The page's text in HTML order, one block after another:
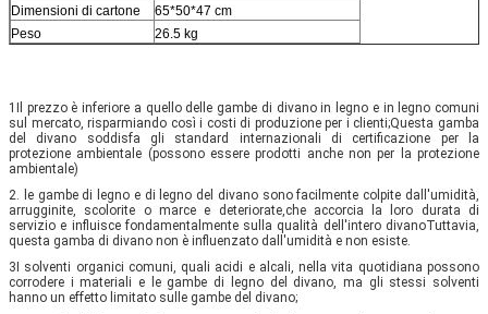
Dimensioni di cartone
65*50*47 cm
Peso
26.5 kg
1Il prezzo è inferiore a quello delle gambe di divano in legno e in legno comuni
sul mercato, risparmiando così i costi di produzione per i clienti;Questa gamba
del divano soddisfa gli standard internazionali di certificazione per la
protezione ambientale (possono essere prodotti anche non per la protezione
ambientale)
2. le gambe di legno e di legno del divano sono facilmente colpite dall'umidità,
arrugginite, scolorite o marce e deteriorate,che accorcia la loro durata di
servizio e influisce fondamentalmente sulla qualità dell'intero divanoTuttavia,
questa gamba di divano non è influenzato dall'umidità e non esiste.
3I solventi organici comuni, quali acidi e alcali, nella vita quotidiana possono
corrodere i materiali e le gambe di legno del divano, ma gli stessi solventi
hanno un effetto limitato sulle gambe del divano;